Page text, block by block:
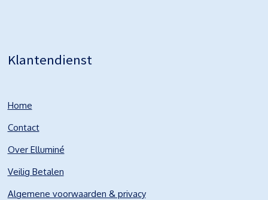
Klantendienst
Home
Contact
Over Elluminé
Veilig Betalen
Algemene voorwaarden & privacy